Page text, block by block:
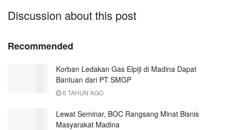
Discussion about this post
Recommended
Korban Ledakan Gas Elpiji di Madina Dapat
Bantuan dari PT SMGP
6 TAHUN AGO
Lewat Seminar, BOC Rangsang Minat Bisnis
Masyarakat Madina